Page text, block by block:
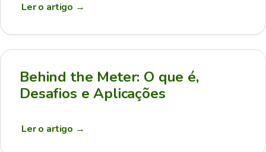
Ler o artigo →
Behind the Meter: O que é,
Desafios e Aplicações
Ler o artigo →